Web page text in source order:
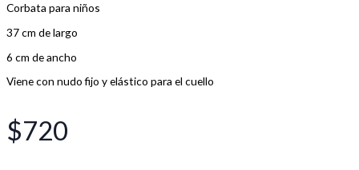
Corbata para niños
37 cm de largo
6 cm de ancho
Viene con nudo fijo y elástico para el cuello
$720